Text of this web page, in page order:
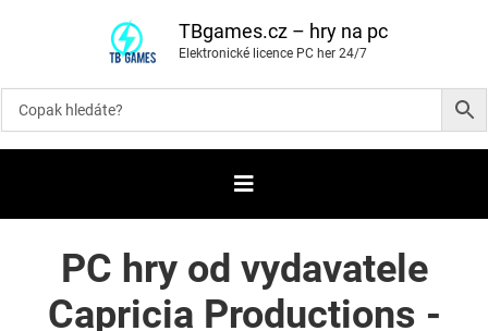
o
i
t
b
TBgames.cz – hry na pc
Elektronické licence PC her 24/7
PC hry od vydavatele
Capricia Productions -